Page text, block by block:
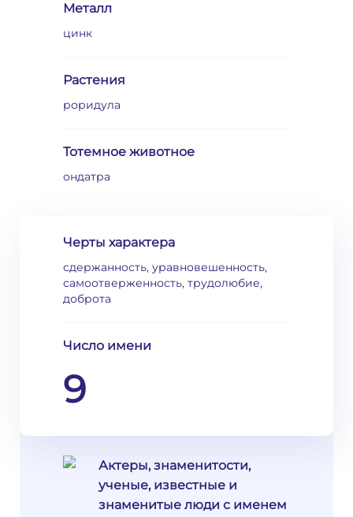
Металл
цинк
Растения
роридула
Тотемное животное
ондатра
Черты характера
сдержанность, уравновешенность,
самоотверженность, трудолюбие,
доброта
Число имени
9
Актеры, знаменитости,
ученые, известные и
знаменитые люди с именем